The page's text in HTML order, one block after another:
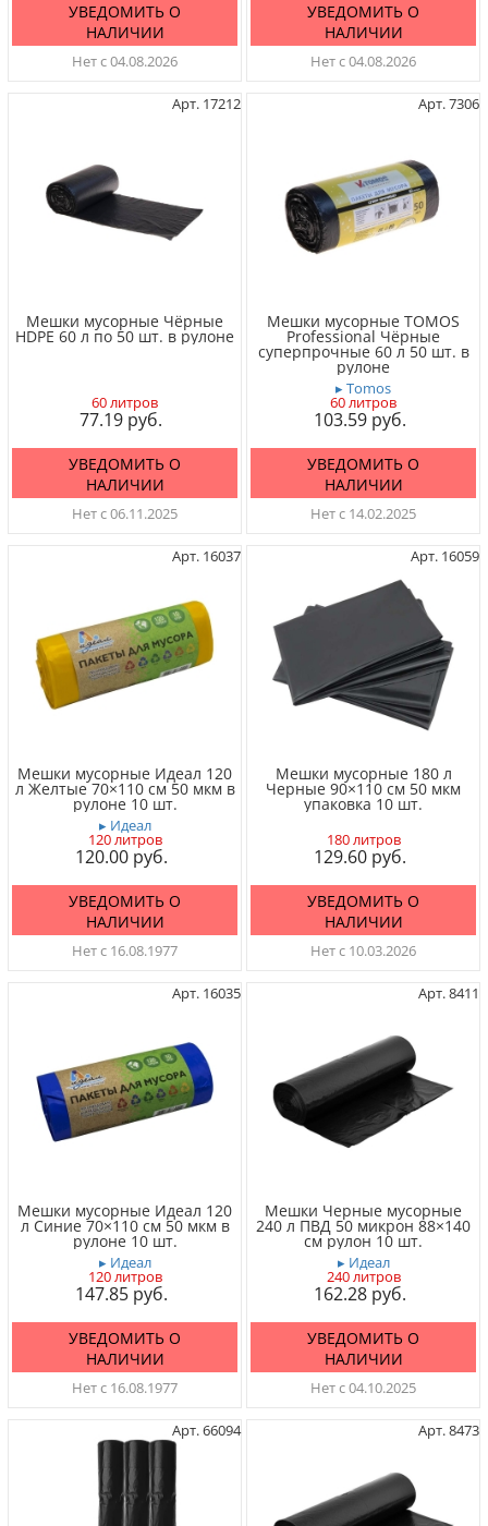
УВЕДОМИТЬ О
НАЛИЧИИ
Нет с 04.08.2026
УВЕДОМИТЬ О
НАЛИЧИИ
Нет с 04.08.2026
Арт. 17212
Мешки мусорные Чёрные
HDPE 60 л по 50 шт. в рулоне
60 литров
77.19
УВЕДОМИТЬ О
НАЛИЧИИ
Нет с 06.11.2025
Арт. 7306
Мешки мусорные TOMOS
Professional Чёрные
суперпрочные 60 л 50 шт. в
рулоне
▸ Tomos
60 литров
103.59
УВЕДОМИТЬ О
НАЛИЧИИ
Нет с 14.02.2025
Арт. 16037
Мешки мусорные Идеал 120
л Желтые 70×110 см 50 мкм в
рулоне 10 шт.
▸ Идеал
120 литров
120.00
УВЕДОМИТЬ О
НАЛИЧИИ
Нет с 16.08.1977
Арт. 16059
Мешки мусорные 180 л
Черные 90×110 см 50 мкм
упаковка 10 шт.
180 литров
129.60
УВЕДОМИТЬ О
НАЛИЧИИ
Нет с 10.03.2026
Арт. 16035
Мешки мусорные Идеал 120
л Синие 70×110 см 50 мкм в
рулоне 10 шт.
▸ Идеал
120 литров
147.85
УВЕДОМИТЬ О
НАЛИЧИИ
Нет с 16.08.1977
Арт. 8411
Мешки Черные мусорные
240 л ПВД 50 микрон 88×140
см рулон 10 шт.
▸ Идеал
240 литров
162.28
УВЕДОМИТЬ О
НАЛИЧИИ
Нет с 04.10.2025
Арт. 66094 Арт. 8473